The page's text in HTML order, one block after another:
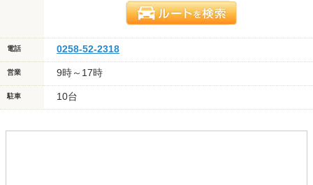
電話 0258-52-2318
営業 9時～17時
駐車 10台